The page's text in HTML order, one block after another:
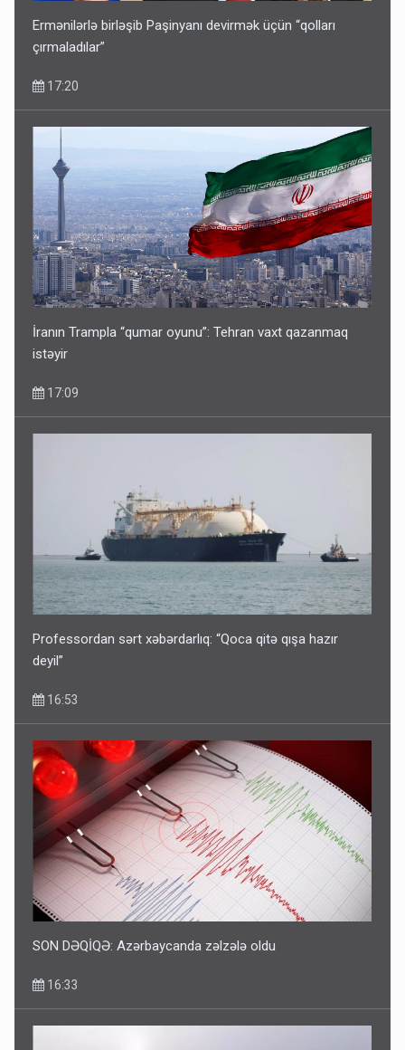
Corab satdığı deyilən qazi ilə bağlı - Daha bir açıqlama
11:40
Bakıdakı “yəhudi”nin qurbanları - Sensasion adlar
Ermənilərlə birləşib Paşinyanı devirmək üçün “qolları
17:20
İranın Trampla “qumar oyunu”: Tehran vaxt qazanmaq
17:09
Professordan sərt xəbərdarlıq: “Qoca qitə qışa hazır
16:53
16:33